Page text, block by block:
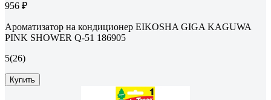
956 ₽
Ароматизатор на кондиционер EIKOSHA GIGA KAGUWA
PINK SHOWER Q-51 186905
5(26)
Купить